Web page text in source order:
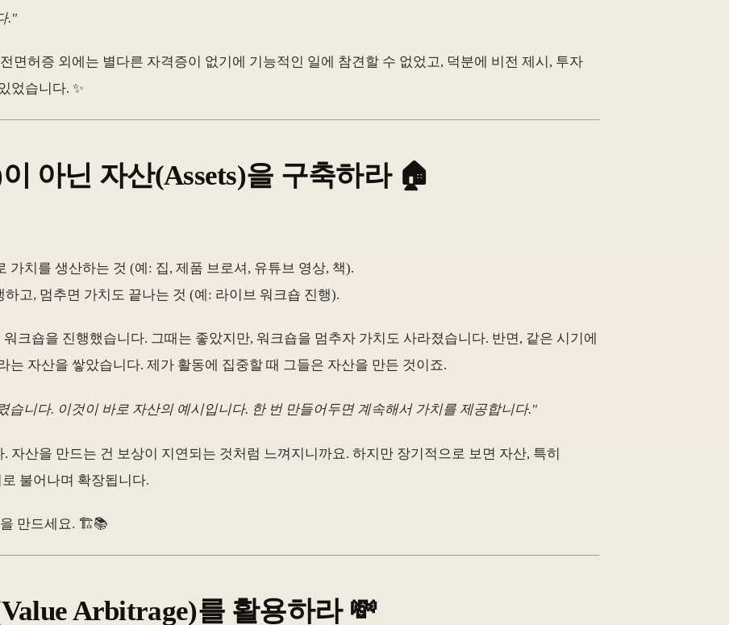
."
면허증 외에는 별다른 자격증이 없기에 기능적인 일에 참견할 수 없었고, 덕분에 비전 제시, 투자
었습니다. ✨
아닌 자산(Assets)을 구축하라 🏠
가치를 생산하는 것 (예: 집, 제품 브로셔, 유튜브 영상, 책).
고, 멈추면 가치도 끝나는 것 (예: 라이브 워크숍 진행).
크숍을 진행했습니다. 그때는 좋았지만, 워크숍을 멈추자 가치도 사라졌습니다. 반면, 같은 시기에
자산을 쌓았습니다. 제가 활동에 집중할 때 그들은 자산을 만든 것이죠.
습니다. 이것이 바로 자산의 예시입니다. 한 번 만들어두면 계속해서 가치를 제공합니다."
자산을 만드는 건 보상이 지연되는 것처럼 느껴지니까요. 하지만 장기적으로 보면 자산, 특히
불어나며 확장됩니다.
을 만드세요. 🏗️📚
Arbitrage)를 활용하라 💸